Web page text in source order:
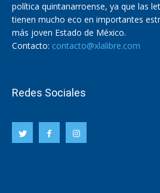
política quintanarroense, ya que las
tienen mucho eco en importantes
más joven Estado de México.
Contacto: contacto@xlalibre.com
Redes Sociales